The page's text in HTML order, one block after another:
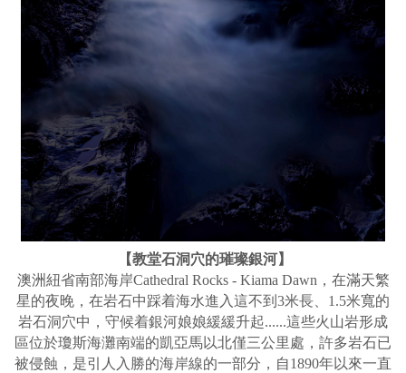
【教堂石洞穴的璀璨銀河】
澳洲紐省南部海岸Cathedral Rocks - Kiama Dawn，在滿天繁
星的夜晚，在岩石中踩着海水進入這不到3米長、1.5米寬的
岩石洞穴中，守候着銀河娘娘緩緩升起......這些火山岩形成
區位於瓊斯海灘南端的凱亞馬以北僅三公里處， 許多岩石已
被侵蝕， 是引人入勝的海岸線的一部分，自1890年以來一直